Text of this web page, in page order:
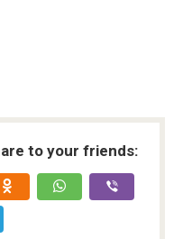
to your friends: